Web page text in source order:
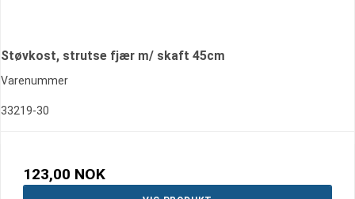
Støvkost, strutse fjær m/ skaft 45cm
Varenummer
33219-30
123,00 NOK